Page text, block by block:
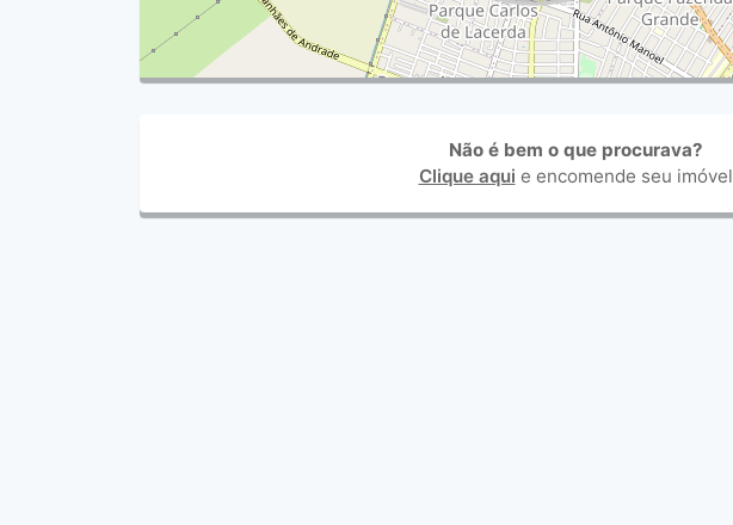
Não é bem o que procurava?
Clique aqui e encomende seu imóvel